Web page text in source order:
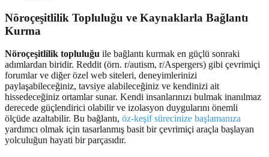
Nöroçeşitlilik Topluluğu ve Kaynaklarla Bağlantı
Kurma
Nöroçeşitlilik topluluğu ile bağlantı kurmak en güçlü sonraki
adımlardan biridir. Reddit (örn. r/autism, r/Aspergers) gibi çevrimiçi
forumlar ve diğer özel web siteleri, deneyimlerinizi
paylaşabileceğiniz, tavsiye alabileceğiniz ve kendinizi ait
hissedeceğiniz ortamlar sunar. Kendi insanlarınızı bulmak inanılmaz
derecede güçlendirici olabilir ve izolasyon duygularını önemli
ölçüde azaltabilir. Bu bağlantı, öz-keşif sürecinize başlamanıza
yardımcı olmak için tasarlanmış basit bir çevrimiçi araçla başlayan
yolculuğun hayati bir parçasıdır.